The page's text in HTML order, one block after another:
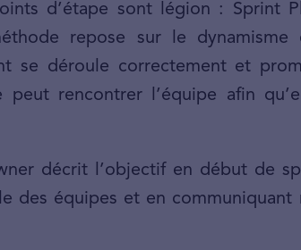
d’étape sont légion : Sprint
repose sur le
se déroule correctement et
rencontrer l’équipe afin
décrit l’objectif en début de
des équipes et en communiquant